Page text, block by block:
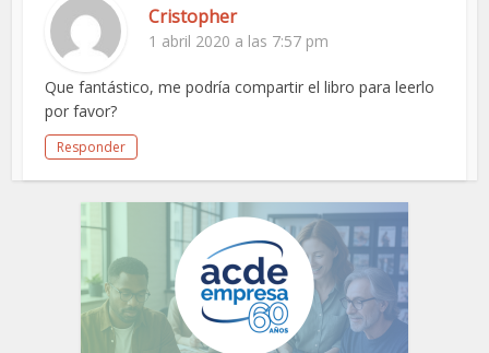
Cristopher
1 abril 2020 a las 7:57 pm
Que fantástico, me podría compartir el libro para leerlo
por favor?
Responder